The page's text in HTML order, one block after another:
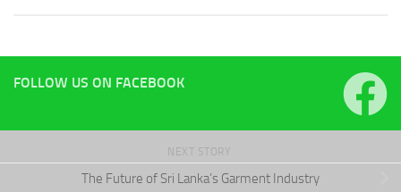
FOLLOW US ON FACEBOOK
NEXT STORY
The Future of Sri Lanka’s Garment Industry